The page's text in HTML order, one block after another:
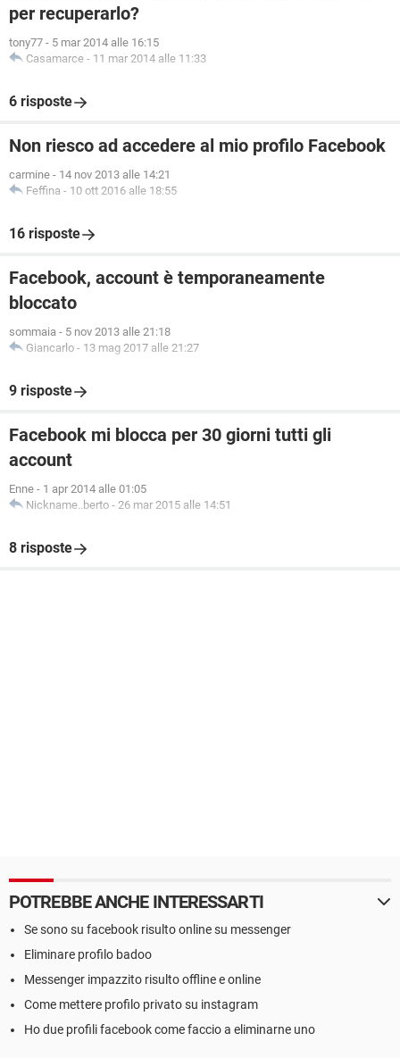
per recuperarlo?
tony77 - 5 mar 2014 alle 16:15
Casamarce - 11 mar 2014 alle 11:33
6 risposte
Non riesco ad accedere al mio profilo Facebook
carmine - 14 nov 2013 alle 14:21
Feffina - 10 ott 2016 alle 18:55
16 risposte
Facebook, account è temporaneamente
bloccato
sommaia - 5 nov 2013 alle 21:18
Giancarlo - 13 mag 2017 alle 21:27
9 risposte
Facebook mi blocca per 30 giorni tutti gli
account
Enne - 1 apr 2014 alle 01:05
Nickname..berto - 26 mar 2015 alle 14:51
8 risposte
POTREBBE ANCHE INTERESSARTI
Se sono su facebook risulto online su messenger
Eliminare profilo badoo
Messenger impazzito risulto offline e online
Come mettere profilo privato su instagram
Ho due profili facebook come faccio a eliminarne uno